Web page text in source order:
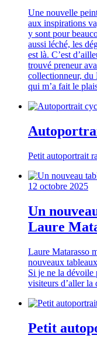
Une nouvelle
aux inspirations
y sont pour
aussi léché, les
est là. C’est
trouvé preneur
collectionneur, du
qui m’a fait le
Petit autoportrait
12 octobre 2025
Un
Laure
Laure Matarasso
nouveaux
Si je ne la dévoile
visiteurs d’aller la
Petit